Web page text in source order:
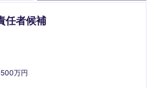
任者候補
万円